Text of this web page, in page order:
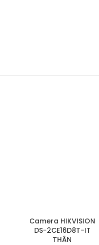
Camera HIKVISION
DS-2CE16D8T-IT
THÂN